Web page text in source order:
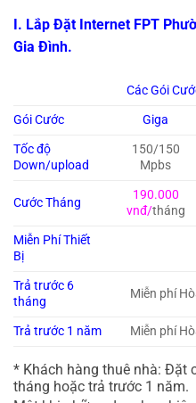
I. Lắp Đặt Internet FPT
Gia Đình.
Các Gói
Gói Cước
Giga
Tốc độ
Down/upload
150/150
Mpbs
Cước Tháng
190.000
vnđ/tháng
Miễn Phí Thiết
Bị
Trả trước 6
tháng
Miễn phí
Trả trước 1 năm Miễn phí
* Khách hàng thuê nhà: Đặt
tháng hoặc trả trước 1 năm.